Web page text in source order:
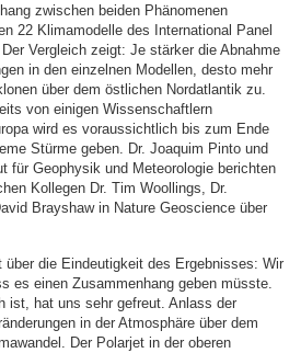
zwischen beiden Phänomenen
22 Klimamodelle des International Panel
Vergleich zeigt: Je stärker die Abnahme
in den einzelnen Modellen, desto mehr
über dem östlichen Nordatlantik zu.
von einigen Wissenschaftlern
wird es voraussichtlich bis zum Ende
Stürme geben. Dr. Joaquim Pinto und
für Geophysik und Meteorologie berichten
Kollegen Dr. Tim Woollings, Dr.
Brayshaw in Nature Geoscience über
über die Eindeutigkeit des Ergebnisses: Wir
es einen Zusammenhang geben müsste.
ist, hat uns sehr gefreut. Anlass der
in der Atmosphäre über dem
Der Polarjet in der oberen